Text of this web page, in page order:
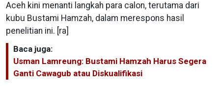
Aceh kini menanti langkah para calon, terutama dari
kubu Bustami Hamzah, dalam merespons hasil
penelitian ini. [ra]
Baca juga:
Usman Lamreung: Bustami Hamzah Harus Segera
Ganti Cawagub atau Diskualifikasi